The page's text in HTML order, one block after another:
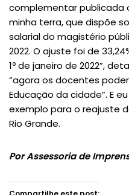
complementar publicada
minha terra, que dispõe
salarial do magistério
2022. O ajuste foi de
1º de janeiro de 2022”,
“agora os docentes
Educação da cidade”. E
exemplo para o reajuste
Rio Grande.
Por Assessoria de